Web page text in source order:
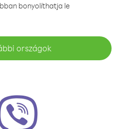
bonyolíthatja le
országok